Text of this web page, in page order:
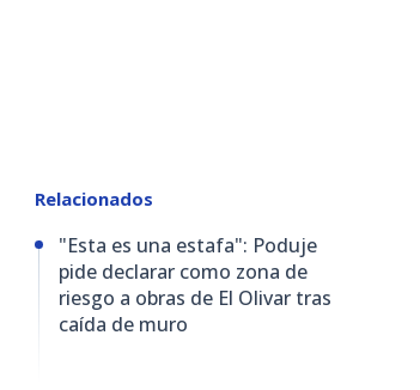
Relacionados
"Esta es una estafa": Poduje
pide declarar como zona de
riesgo a obras de El Olivar tras
caída de muro